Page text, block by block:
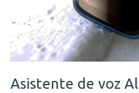
Asistente de voz